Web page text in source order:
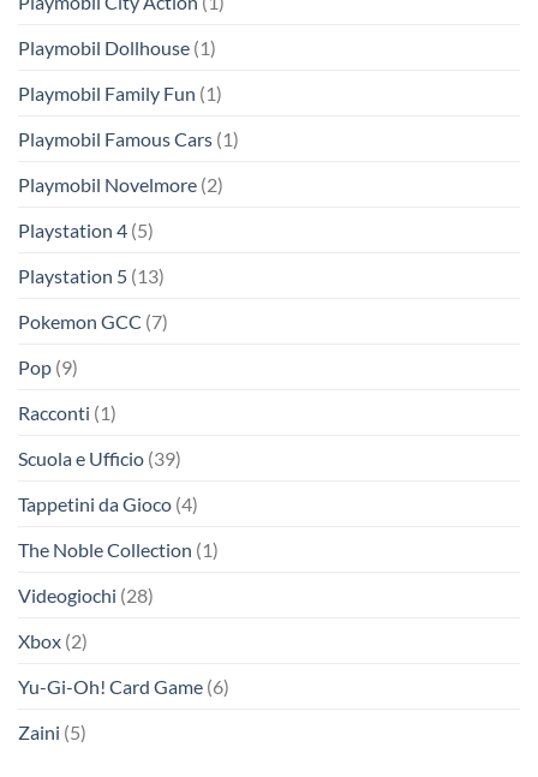
Playmobil Dollhouse (1)
Playmobil Family Fun (1)
Playmobil Famous Cars (1)
Playmobil Novelmore (2)
Playstation 4 (5)
Playstation 5 (13)
Pokemon GCC (7)
Pop (9)
Racconti (1)
Scuola e Ufficio (39)
Tappetini da Gioco (4)
The Noble Collection (1)
Videogiochi (28)
Xbox (2)
Yu-Gi-Oh! Card Game (6)
Zaini (5)